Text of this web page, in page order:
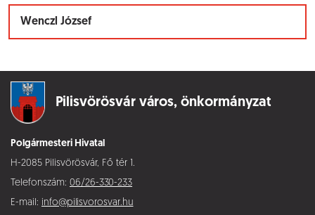
Wenczl József
Pilisvörösvár város, önkormányzat
Polgármesteri Hivatal
H-2085 Pilisvörösvár, Fő tér 1.
Telefonszám: 06/26-330-233
E-mail: info@pilisvorosvar.hu